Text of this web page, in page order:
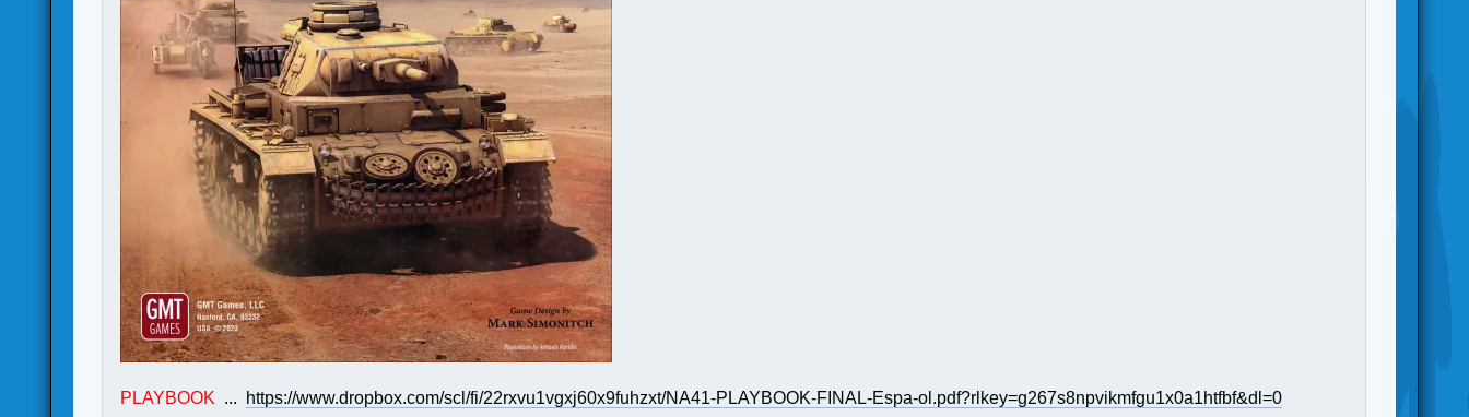
PLAYBOOK ... https://www.dropbox.com/scl/fi/22rxvu1vgxj60x9fuhzxt/NA41-PLAYBOOK-FINAL-Espa-ol.pdf?rlkey=g267s8npvikmfgu1x0a1htfbf&dl=0